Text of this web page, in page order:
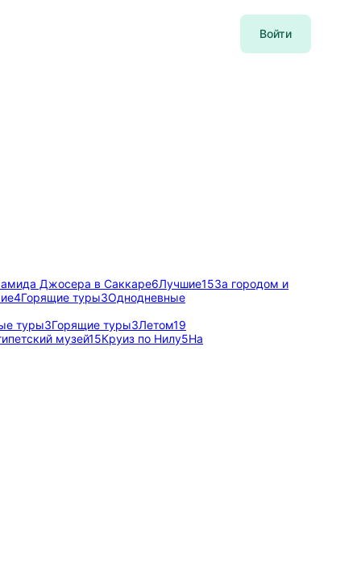
Войти
Джосера в Саккаре6Лучшие15За городом и
4Горящие туры3Однодневные
туры3Горящие туры3Летом19
музей15Круиз по Нилу5На